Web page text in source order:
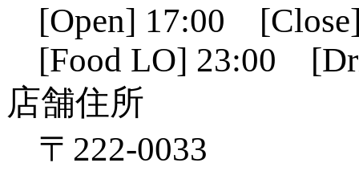
[Open] 17:00
[Food LO] 23:00
店舗住所
〒222-0033